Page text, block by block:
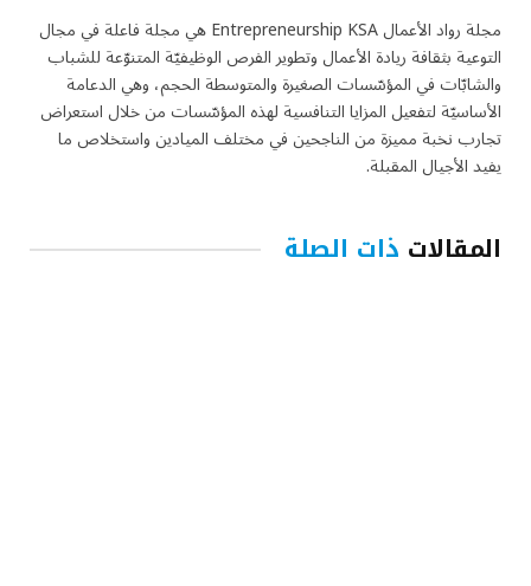
مجلة رواد الأعمال Entrepreneurship KSA هي مجلة فاعلة في مجال
التوعية بثقافة ريادة الأعمال وتطوير الفرص الوظيفيّة المتنوّعة للشباب
والشابّات في المؤسّسات الصغيرة والمتوسطة الحجم، وهي الدعامة
الأساسيّة لتفعيل المزايا التنافسية لهذه المؤسّسات من خلال استعراض
تجارب نخبة مميزة من الناجحين في مختلف الميادين واستخلاص ما
يفيد الأجيال المقبلة.
المقالات ذات الصلة